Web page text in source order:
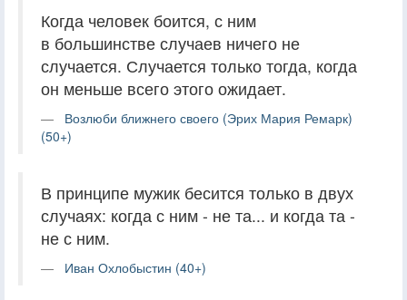
Когда человек боится, с ним
в большинстве случаев ничего не
случается. Случается только тогда, когда
он меньше всего этого ожидает.
Возлюби ближнего своего (Эрих Мария Ремарк)
(50+)
В принципе мужик бесится только в двух
случаях: когда с ним - не та... и когда та -
не с ним.
Иван Охлобыстин (40+)